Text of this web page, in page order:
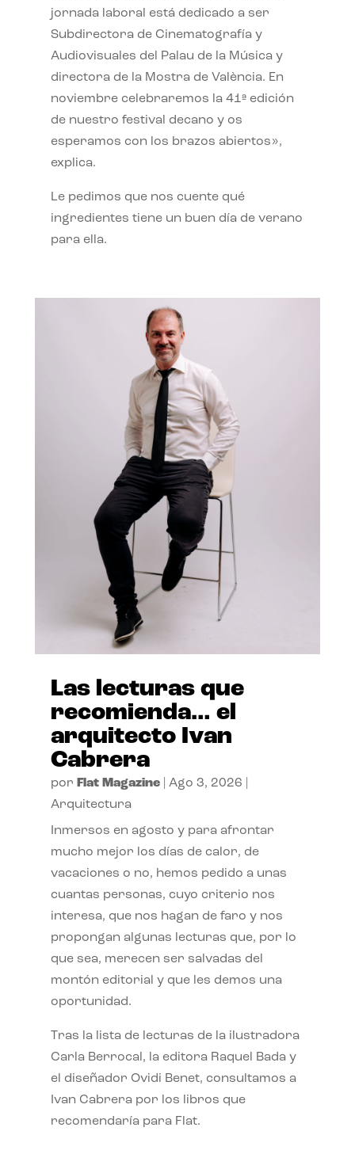
jornada laboral está dedicado a ser
Subdirectora de Cinematografía y
Audiovisuales del Palau de la Música y
directora de la Mostra de València. En
noviembre celebraremos la 41ª edición
de nuestro festival decano y os
esperamos con los brazos abiertos»,
explica.
Le pedimos que nos cuente qué
ingredientes tiene un buen día de verano
para ella.
Las lecturas que
recomienda… el
arquitecto Ivan
Cabrera
por Flat Magazine| Ago 3, 2026
Arquitectura
Inmersos en agosto y para afrontar
mucho mejor los días de calor, de
vacaciones o no, hemos pedido a unas
cuantas personas, cuyo criterio nos
interesa, que nos hagan de faro y nos
propongan algunas lecturas que, por lo
que sea, merecen ser salvadas del
montón editorial y que les demos una
oportunidad.
Tras la lista de lecturas de la ilustradora
Carla Berrocal, la editora Raquel Bada y
el diseñador Ovidi Benet, consultamos a
Ivan Cabrera por los libros que
recomendaría para Flat.